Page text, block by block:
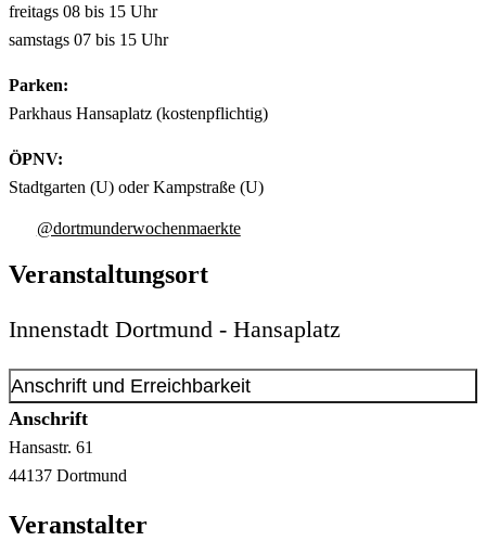
freitags 08 bis 15 Uhr
samstags 07 bis 15 Uhr
Parken:
Parkhaus Hansaplatz (kostenpflichtig)
ÖPNV:
Stadtgarten (U) oder Kampstraße (U)
@dortmunderwochenmaerkte
Veranstaltungsort
Innenstadt Dortmund - Hansaplatz
Anschrift und Erreichbarkeit
Anschrift
Hansastr. 61
44137 Dortmund
Veranstalter